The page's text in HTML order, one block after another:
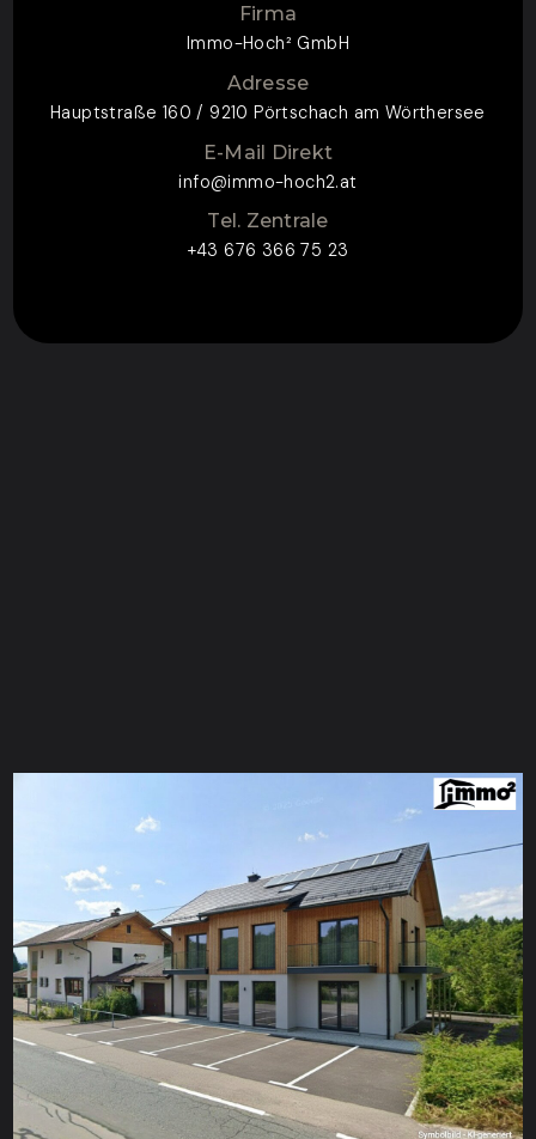
Firma
Immo-Hoch² GmbH
Adresse
Hauptstraße 160 / 9210 Pörtschach am Wörthersee
E-Mail Direkt
info@immo-hoch2.at
Tel. Zentrale
+43 676 366 75 23